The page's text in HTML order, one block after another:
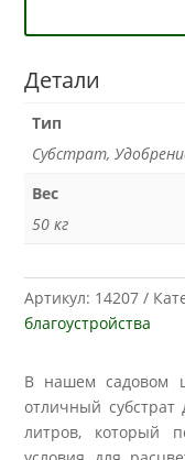
Детали
Тип
Субстрат,
Вес
50 кг
Артикул: 14207
благоустройства
В нашем садовом
отличный
литров, который